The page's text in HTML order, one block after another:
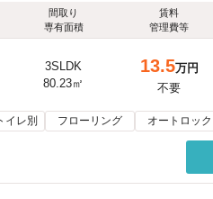
間取り
専有面積
賃料
管理費等
3SLDK
80.23㎡
13.5万円
不要
イレ別 フローリング オートロック